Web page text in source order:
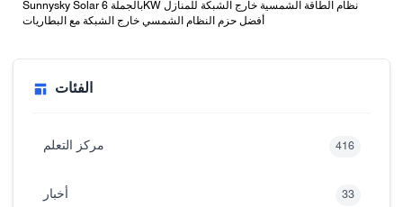
Sunnysky Solar بالجملة 6KW نظام الطاقة الشمسية خارج الشبكة للمنازل
أفضل حزم النظام الشمسي خارج الشبكة مع البطاريات
الفئات
مركز التعلم 416
أخبار 33